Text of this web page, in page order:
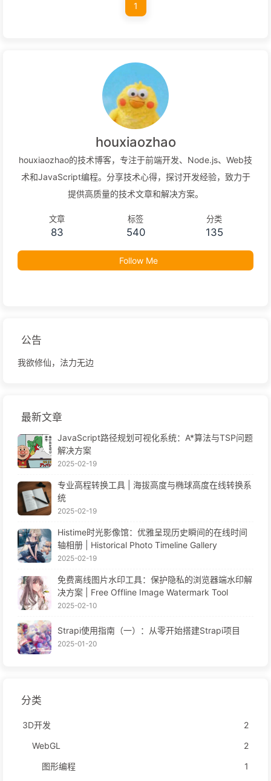
1
houxiaozhao
houxiaozhao的技术博客，专注于前端开发、Node.js、Web技
术和JavaScript编程。分享技术心得，探讨开发经验，致力于
提供高质量的技术文章和解决方案。
文章
83
标签
540
分类
135
Follow Me
公告
我欲修仙，法力无边
最新文章
JavaScript路径规划可视化系统：A*算法与TSP问题
解决方案
2025-02-19
专业高程转换工具 | 海拔高度与椭球高度在线转换系
统
2025-02-19
Histime时光影像馆：优雅呈现历史瞬间的在线时间
轴相册 | Historical Photo Timeline Gallery
2025-02-19
免费离线图片水印工具：保护隐私的浏览器端水印解
决方案 | Free Offline Image Watermark Tool
2025-02-10
Strapi使用指南（一）：从零开始搭建Strapi项目
2025-01-20
分类
3D开发
2
WebGL
2
图形编程
1